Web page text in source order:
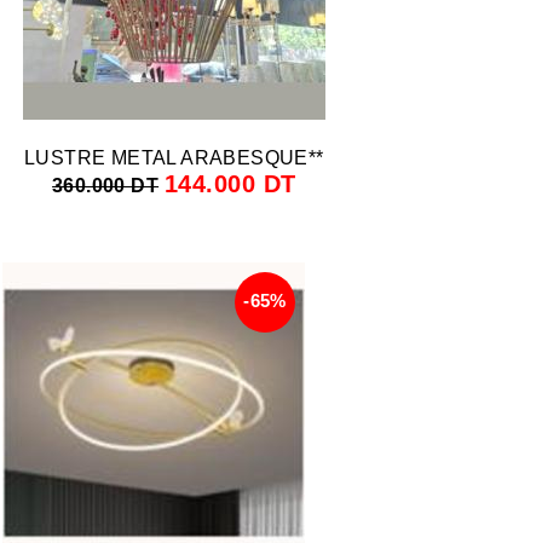
LUSTRE METAL ARABESQUE**
360.000 DT 144.000 DT
-65%